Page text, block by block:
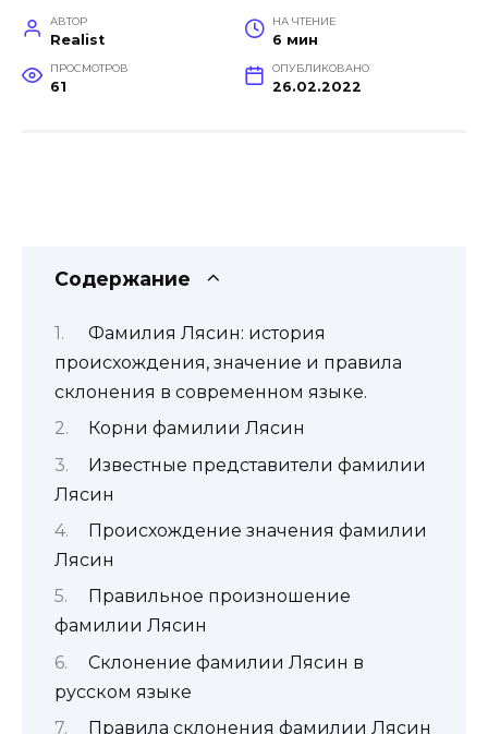
АВТОР
Realist
НА ЧТЕНИЕ
6 мин
ПРОСМОТРОВ
61
ОПУБЛИКОВАНО
26.02.2022
Содержание
Фамилия Лясин: история
происхождения, значение и правила
склонения в современном языке.
Корни фамилии Лясин
Известные представители фамилии
Лясин
Происхождение значения фамилии
Лясин
Правильное произношение
фамилии Лясин
Склонение фамилии Лясин в
русском языке
Правила склонения фамилии Лясин